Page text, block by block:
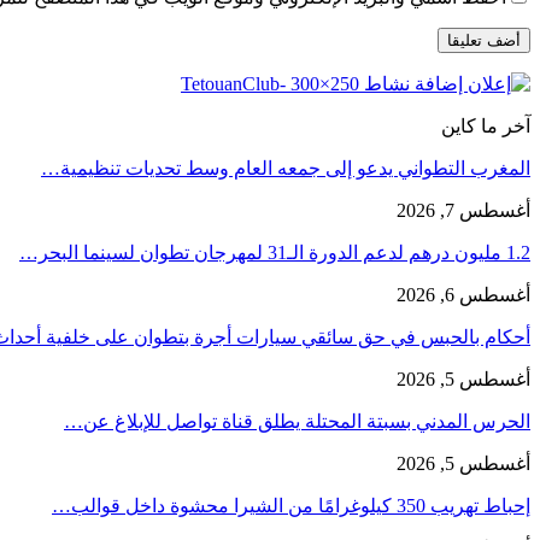
آخر ما كاين
المغرب التطواني يدعو إلى جمعه العام وسط تحديات تنظيمية…
أغسطس 7, 2026
1.2 مليون درهم لدعم الدورة الـ31 لمهرجان تطوان لسينما البحر…
أغسطس 6, 2026
أحكام بالحبس في حق سائقي سيارات أجرة بتطوان على خلفية
أغسطس 5, 2026
الحرس المدني بسبتة المحتلة يطلق قناة تواصل للإبلاغ عن…
أغسطس 5, 2026
إحباط تهريب 350 كيلوغرامًا من الشيرا محشوة داخل قوالب…